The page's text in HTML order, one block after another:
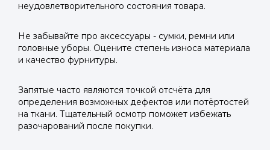
неудовлетворительного состояния товара.
Не забывайте про аксессуары - сумки, ремни или
головные уборы. Оцените степень износа материала
и качество фурнитуры.
Запятые часто являются точкой отсчёта для
определения возможных дефектов или потёртостей
на ткани. Тщательный осмотр поможет избежать
разочарований после покупки.